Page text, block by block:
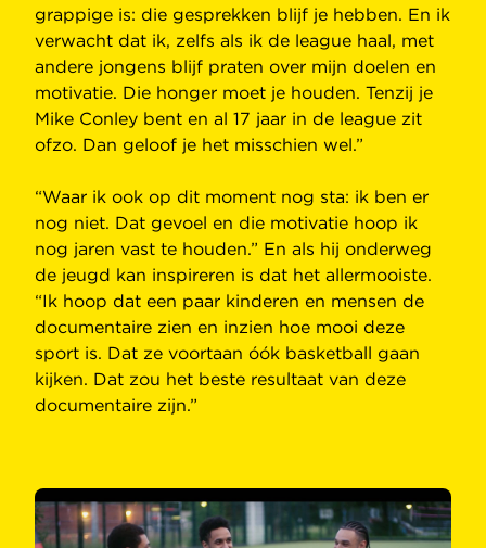
grappige is: die gesprekken blijf je hebben. En ik
verwacht dat ik, zelfs als ik de league haal, met
andere jongens blijf praten over mijn doelen en
motivatie. Die honger moet je houden. Tenzij je
Mike Conley bent en al 17 jaar in de league zit
ofzo. Dan geloof je het misschien wel.”
“Waar ik ook op dit moment nog sta: ik ben er
nog niet. Dat gevoel en die motivatie hoop ik
nog jaren vast te houden.” En als hij onderweg
de jeugd kan inspireren is dat het allermooiste.
“Ik hoop dat een paar kinderen en mensen de
documentaire zien en inzien hoe mooi deze
sport is. Dat ze voortaan óók basketball gaan
kijken. Dat zou het beste resultaat van deze
documentaire zijn.”